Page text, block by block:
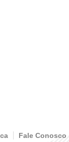
Fale Conosco